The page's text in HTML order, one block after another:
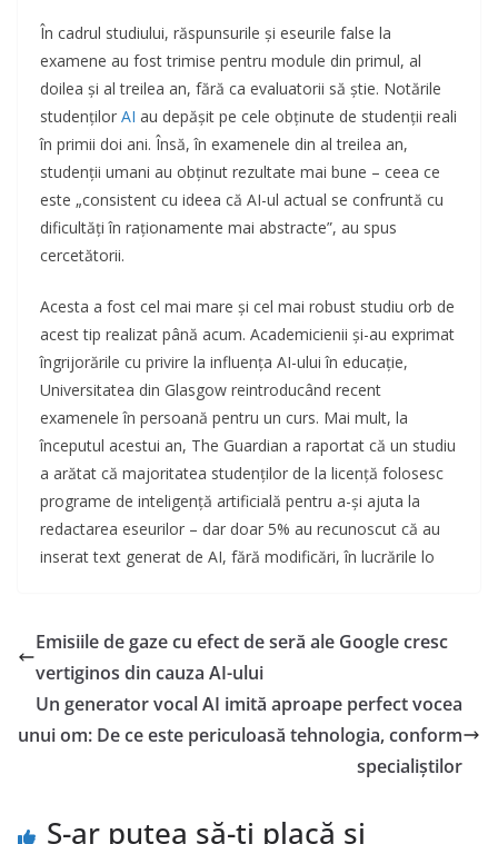
În cadrul studiului, răspunsurile și eseurile false la
examene au fost trimise pentru module din primul, al
doilea și al treilea an, fără ca evaluatorii să știe. Notările
studenților AI au depășit pe cele obținute de studenții reali
în primii doi ani. Însă, în examenele din al treilea an,
studenții umani au obținut rezultate mai bune – ceea ce
este „consistent cu ideea că AI-ul actual se confruntă cu
dificultăți în raționamente mai abstracte”, au spus
cercetătorii.
Acesta a fost cel mai mare și cel mai robust studiu orb de
acest tip realizat până acum. Academicienii și-au exprimat
îngrijorările cu privire la influența AI-ului în educație,
Universitatea din Glasgow reintroducând recent
examenele în persoană pentru un curs. Mai mult, la
începutul acestui an, The Guardian a raportat că un studiu
a arătat că majoritatea studenților de la licență folosesc
programe de inteligență artificială pentru a-și ajuta la
redactarea eseurilor – dar doar 5% au recunoscut că au
inserat text generat de AI, fără modificări, în lucrările lo
Emisiile de gaze cu efect de seră ale Google cresc
vertiginos din cauza AI-ului
Un generator vocal AI imită aproape perfect vocea
unui om: De ce este periculoasă tehnologia, conform
specialiștilor
S-ar putea să-ți placă și